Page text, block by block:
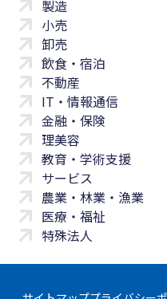
製造
小売
卸売
飲食・宿泊
不動産
IT・情報通信
金融・保険
理美容
教育・学術支援
サービス
農業・林業・漁業
医療・福祉
特殊法人